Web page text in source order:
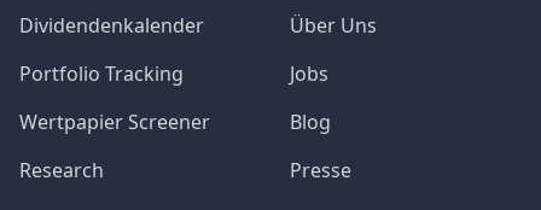
Dividendenkalender
Portfolio Tracking
Wertpapier Screener
Research
Über Uns
Jobs
Blog
Presse